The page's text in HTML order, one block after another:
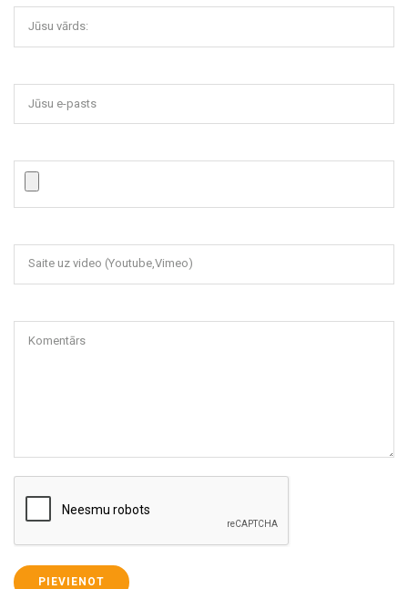
Jūsu vārds:
Jūsu e-pasts
Saite uz video (Youtube,Vimeo)
Komentārs
PIEVIENOT